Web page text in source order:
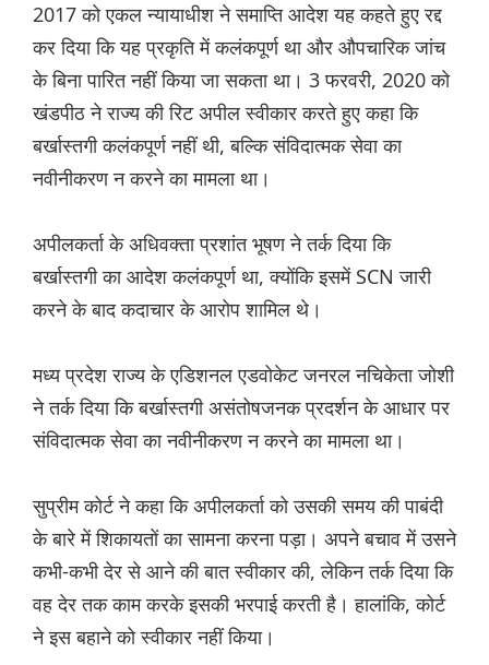
2017 को एकल न्यायाधीश ने समाप्ति आदेश यह कहते हुए रद्द
कर दिया कि यह प्रकृति में कलंकपूर्ण था और औपचारिक जांच
के बिना पारित नहीं किया जा सकता था। 3 फरवरी, 2020 को
खंडपीठ ने राज्य की रिट अपील स्वीकार करते हुए कहा कि
बर्खास्तगी कलंकपूर्ण नहीं थी, बल्कि संविदात्मक सेवा का
नवीनीकरण न करने का मामला था।
अपीलकर्ता के अधिवक्ता प्रशांत भूषण ने तर्क दिया कि
बर्खास्तगी का आदेश कलंकपूर्ण था, क्योंकि इसमें SCN जारी
करने के बाद कदाचार के आरोप शामिल थे।
मध्य प्रदेश राज्य के एडिशनल एडवोकेट जनरल नचिकेता जोशी
ने तर्क दिया कि बर्खास्तगी असंतोषजनक प्रदर्शन के आधार पर
संविदात्मक सेवा का नवीनीकरण न करने का मामला था।
सुप्रीम कोर्ट ने कहा कि अपीलकर्ता को उसकी समय की पाबंदी
के बारे में शिकायतों का सामना करना पड़ा। अपने बचाव में उसने
कभी-कभी देर से आने की बात स्वीकार की, लेकिन तर्क दिया कि
वह देर तक काम करके इसकी भरपाई करती है। हालांकि, कोर्ट
ने इस बहाने को स्वीकार नहीं किया।